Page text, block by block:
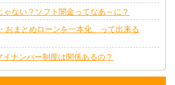
ない？ソフト闇金ってなあ～に？
おまとめローンを一本化、って出来る
ナンバー制度は関係あるの？